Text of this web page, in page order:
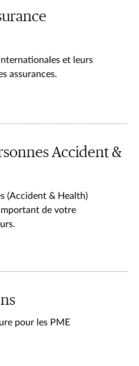
et leurs
assurances.
Accident &
(Accident & Health)
de votre
pour les PME